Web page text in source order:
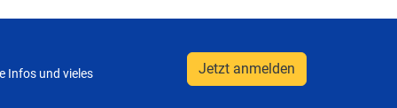
Infos und vieles
Jetzt anmelden